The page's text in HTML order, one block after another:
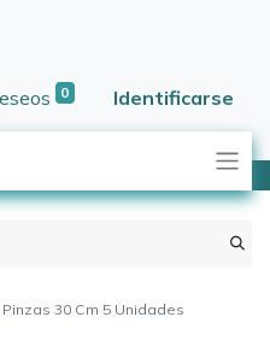
0 Identificarse
30 Cm 5 Unidades